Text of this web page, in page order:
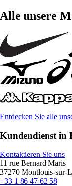
Alle unsere
Entdecken Sie alle
Kundendienst in
Kontaktieren Sie uns
11 rue Bernard Maris
37270 Montlouis-sur-
+33 1 86 47 62 58